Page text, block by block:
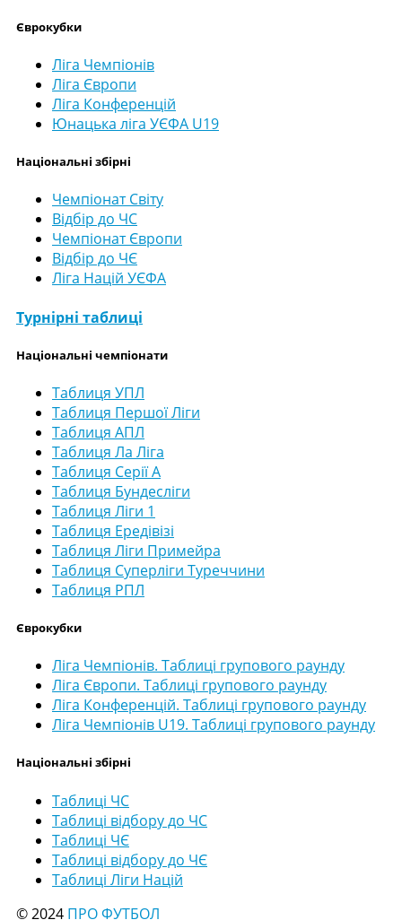
Єврокубки
Ліга Чемпіонів
Ліга Європи
Ліга Конференцій
Юнацька ліга УЄФА U19
Національні збірні
Чемпіонат Світу
Відбір до ЧС
Чемпіонат Європи
Відбір до ЧЄ
Ліга Націй УЄФА
Турнірні таблиці
Національні чемпіонати
Таблиця УПЛ
Таблиця Першої Ліги
Таблиця АПЛ
Таблиця Ла Ліга
Таблиця Серії А
Таблиця Бундесліги
Таблиця Ліги 1
Таблиця Ередівізі
Таблиця Ліги Примейра
Таблиця Суперліги Туреччини
Таблиця РПЛ
Єврокубки
Ліга Чемпіонів. Таблиці групового раунду
Ліга Європи. Таблиці групового раунду
Ліга Конференцій. Таблиці групового раунду
Ліга Чемпіонів U19. Таблиці групового раунду
Національні збірні
Таблиці ЧС
Таблиці відбору до ЧС
Таблиці ЧЄ
Таблиці відбору до ЧЄ
Таблиці Ліги Націй
© 2024 ПРО ФУТБОЛ